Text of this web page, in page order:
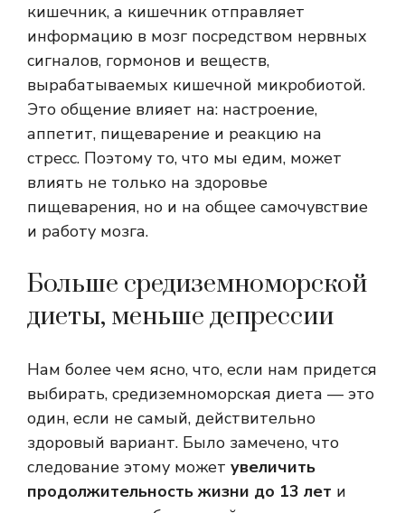
кишечник, а кишечник отправляет
информацию в мозг посредством нервных
сигналов, гормонов и веществ,
вырабатываемых кишечной микробиотой.
Это общение влияет на: настроение,
аппетит, пищеварение и реакцию на
стресс. Поэтому то, что мы едим, может
влиять не только на здоровье
пищеварения, но и на общее самочувствие
и работу мозга.
Больше средиземноморской
диеты, меньше депрессии
Нам более чем ясно, что, если нам придется
выбирать, средиземноморская диета — это
один, если не самый, действительно
здоровый вариант. Было замечено, что
следование этому может увеличить
продолжительность жизни до 13 лет и